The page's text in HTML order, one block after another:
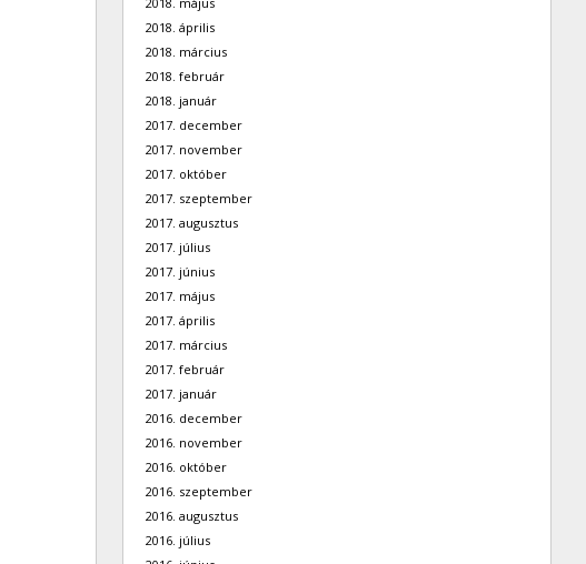
2018. április
2018. március
2018. február
2018. január
2017. december
2017. november
2017. október
2017. szeptember
2017. augusztus
2017. július
2017. június
2017. május
2017. április
2017. március
2017. február
2017. január
2016. december
2016. november
2016. október
2016. szeptember
2016. augusztus
2016. július